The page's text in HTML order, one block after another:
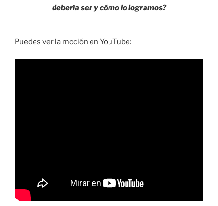
debería ser y cómo lo logramos?
Puedes ver la moción en YouTube: